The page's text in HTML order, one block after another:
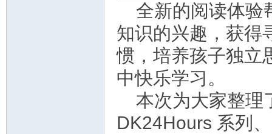
全新的阅读体验
知识的兴趣，获得
惯，培养孩子独立
中快乐学习。
本次为大家整理
DK24Hours 系列